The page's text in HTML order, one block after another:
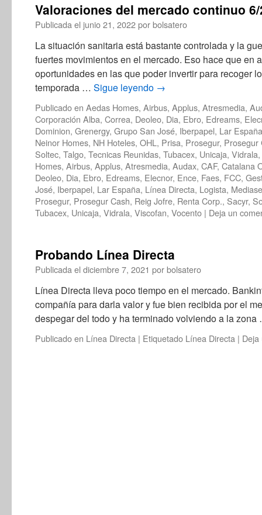
Valoraciones del mercado continuo 6/
Publicada el junio 21, 2022porbolsatero
La situación sanitaria está bastante controlada y la
fuertes movimientos en el mercado. Eso hace que en
oportunidades en las que poder invertir para recoger
temporada … Sigue leyendo →
Publicado en Aedas Homes, Airbus, Applus, Atresmedia,
Corporación Alba, Correa, Deoleo, Dia, Ebro, Edreams,
Dominion, Grenergy, Grupo San José, Iberpapel, Lar España
Neinor Homes, NH Hoteles, OHL , Prisa, Prosegur, Prosegur
Soltec, Talgo, Tecnicas Reunidas, Tubacex, Unicaja, Vidrala,
Homes, Airbus, Applus, Atresmedia, Audax, CAF, Catalana
Deoleo, Dia, Ebro, Edreams, Elecnor, Ence, Faes, FCC,
José, Iberpapel, Lar España, Línea Directa, Logista,
Prosegur, Prosegur Cash, Reig Jofre, Renta Corp., Sacyr,
Tubacex, Unicaja, Vidrala, Viscofan, Vocento | Deja un
Probando Línea Directa
Publicada el diciembre 7, 2021 porbolsatero
Línea Directa lleva poco tiempo en el mercado.
compañía para darla valor y fue bien recibida por el
despegar del todo y ha terminado volviendo a la
Publicado en Línea Directa | Etiquetado Línea Directa |